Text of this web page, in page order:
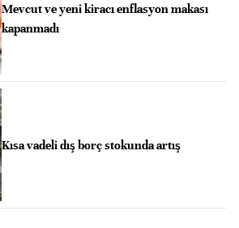
Mevcut ve yeni kiracı enflasyon makası
kapanmadı
Kısa vadeli dış borç stokunda artış